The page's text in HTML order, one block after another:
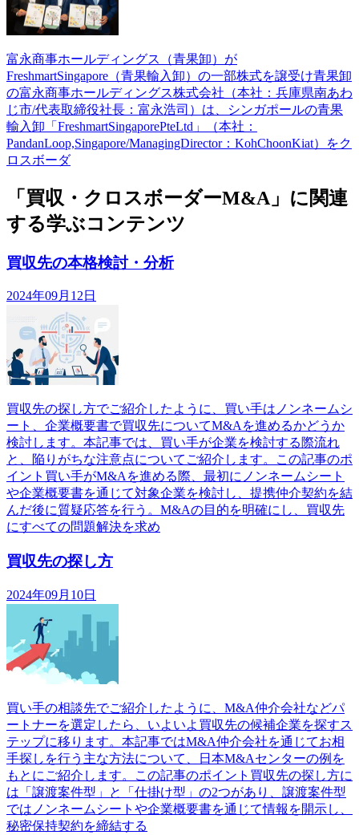
富永商事ホールディングス（青果卸）が
FreshmartSingapore（青果輸入卸）の一部株式を譲受け青果卸
の富永商事ホールディングス株式会社（本社：兵庫県南あわ
じ市/代表取締役社長：富永浩司）は、シンガポールの青果
輸入卸「FreshmartSingaporePteLtd」（本社：
PandanLoop,Singapore/ManagingDirector：KohChoonKiat）をク
ロスボーダ
「買収・クロスボーダーM&A」に関連
する学ぶコンテンツ
買収先の本格検討・分析
2024年09月12日
買収先の探し方でご紹介したように、買い手はノンネームシ
ート、企業概要書で買収先についてM&Aを進めるかどうか
検討します。本記事では、買い手が企業を検討する際流れ
と、陥りがちな注意点についてご紹介します。この記事のポ
イント買い手がM&Aを進める際、最初にノンネームシート
や企業概要書を通じて対象企業を検討し、提携仲介契約を結
んだ後に質疑応答を行う。M&Aの目的を明確にし、買収先
にすべての問題解決を求め
買収先の探し方
2024年09月10日
買い手の相談先でご紹介したように、M&A仲介会社などパ
ートナーを選定したら、いよいよ買収先の候補企業を探すス
テップに移ります。本記事ではM&A仲介会社を通じてお相
手探しを行う主な方法について、日本M&Aセンターの例を
もとにご紹介します。この記事のポイント買収先の探し方に
は「譲渡案件型」と「仕掛け型」の2つがあり、譲渡案件型
ではノンネームシートや企業概要書を通じて情報を開示し、
秘密保持契約を締結する